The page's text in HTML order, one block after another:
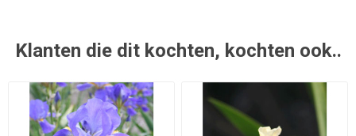
Klanten die dit kochten, kochten ook..